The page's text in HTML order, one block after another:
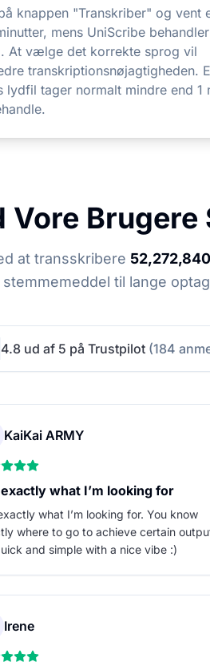
knappen "Transkriber" og vent
mens UniScribe
At vælge det korrekte sprog vil
transkriptionsnøjagtigheden.
lydfil tager normalt mindre end 1
Vore Brugere
at transskribere 52,272,840
til lange
4.8 ud af 5 på Trustpilot (184
KaiKai ARMY
what I’m looking for
what I’m looking for. You know
where to go to achieve certain
and simple with a nice vibe :)
Irene